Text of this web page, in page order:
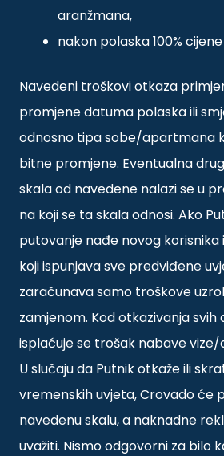
aranžmana,
nakon polaska 100%
Navedeni troškovi otkaza
promjene datuma polaska ili
odnosno tipa sobe/apartmana
bitne promjene. Eventualna
skala od navedene nalazi se u
na koji se ta skala odnosi. Ako
putovanje nađe novog korisnika
koji ispunjava sve predviđene
zaračunava samo troškove
zamjenom. Kod otkazivanja svih
isplaćuje se trošak nabave vize/
U slučaju da Putnik otkaže ili
vremenskih uvjeta, Crovado će
navedenu skalu, a naknadne
uvažiti. Nismo odgovorni za bilo